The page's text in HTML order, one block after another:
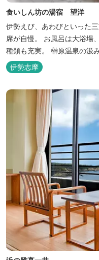
食いしん坊の湯宿 望洋
伊勢えび、あわびといった
席が自慢。 お風呂は大浴場
種類も充実。 榊原温泉の汲
ルに。
伊勢志摩